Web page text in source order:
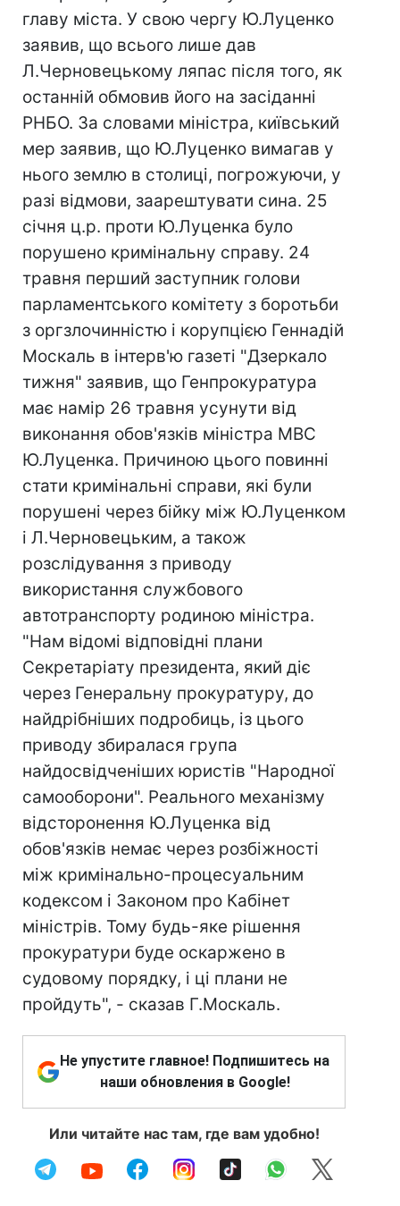
главу міста. У свою чергу Ю.Луценко
заявив, що всього лише дав
Л.Черновецькому ляпас після того, як
останній обмовив його на засіданні
РНБО. За словами міністра, київський
мер заявив, що Ю.Луценко вимагав у
нього землю в столиці, погрожуючи, у
разі відмови, заарештувати сина. 25
січня ц.р. проти Ю.Луценка було
порушено кримінальну справу. 24
травня перший заступник голови
парламентського комітету з боротьби
з оргзлочинністю і корупцією Геннадій
Москаль в інтерв'ю газеті "Дзеркало
тижня" заявив, що Генпрокуратура
має намір 26 травня усунути від
виконання обов'язків міністра МВС
Ю.Луценка. Причиною цього повинні
стати кримінальні справи, які були
порушені через бійку між Ю.Луценком
і Л.Черновецьким, а також
розслідування з приводу
використання службового
автотранспорту родиною міністра.
"Нам відомі відповідні плани
Секретаріату президента, який діє
через Генеральну прокуратуру, до
найдрібніших подробиць, із цього
приводу збиралася група
найдосвідченіших юристів "Народної
самооборони". Реального механізму
відсторонення Ю.Луценка від
обов'язків немає через розбіжності
між кримінально-процесуальним
кодексом і Законом про Кабінет
міністрів. Тому будь-яке рішення
прокуратури буде оскаржено в
судовому порядку, і ці плани не
пройдуть", - сказав Г.Москаль.
Не упустите главное! Подпишитесь на
наши обновления в Google!
Или читайте нас там, где вам удобно!